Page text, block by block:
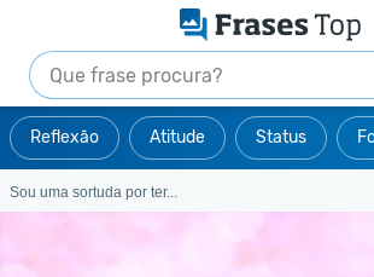
Reflexão Atitude Status
Sou uma sortuda por ter...